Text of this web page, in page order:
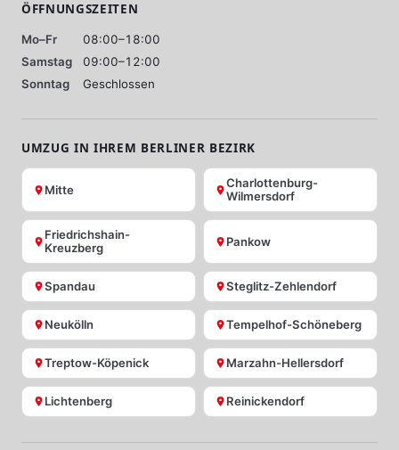
ÖFFNUNGSZEITEN
Mo–Fr
08:00–18:00
Samstag
09:00–12:00
Sonntag
Geschlossen
UMZUG IN IHREM BERLINER BEZIRK
Mitte
Charlottenburg-
Wilmersdorf
Friedrichshain-
Kreuzberg
Pankow
Spandau Steglitz-Zehlendorf
Neukölln Tempelhof-Schöneberg
Treptow-Köpenick Marzahn-Hellersdorf
Lichtenberg Reinickendorf